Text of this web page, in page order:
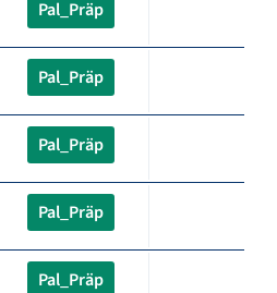
Pal_Präp
Pal_Präp
Pal_Präp
Pal_Präp
Pal_Präp